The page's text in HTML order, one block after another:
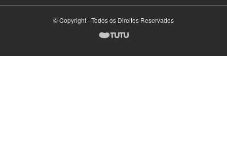
© Copyright - Todos os Direitos Reservados